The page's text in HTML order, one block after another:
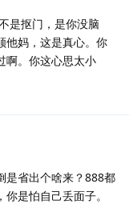
是抠门，是你没脑
他妈，这是真心。你
啊。你这心思太小
是省出个啥来？888都
是怕自己丢面子。